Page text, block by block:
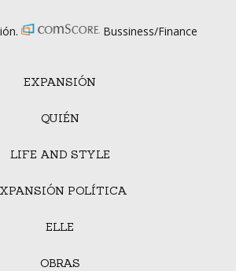
EXPANSIÓN
QUIÉN
LIFE AND STYLE
POLÍTICA
ELLE
OBRAS
Bussiness/Finance